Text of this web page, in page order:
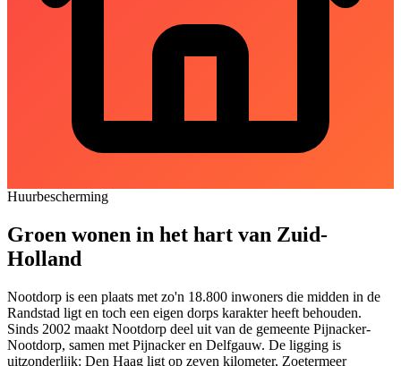
Huurbescherming
Groen wonen in het hart van Zuid-
Holland
Nootdorp is een plaats met zo'n 18.800 inwoners die midden in de
Randstad ligt en toch een eigen dorps karakter heeft behouden.
Sinds 2002 maakt Nootdorp deel uit van de gemeente Pijnacker-
Nootdorp, samen met Pijnackeren Delfgauw. De ligging is
uitzonderlijk: Den Haag ligt op zeven kilometer, Zoetermeer